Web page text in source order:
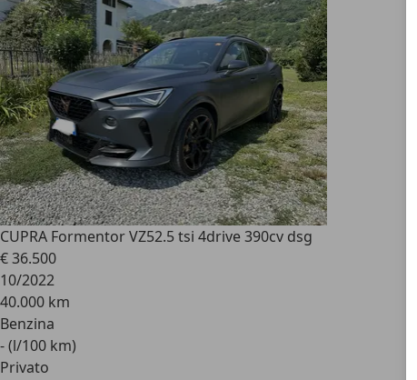
CUPRA Formentor VZ52.5 tsi 4drive 390cv dsg
€ 36.500
10/2022
40.000 km
Benzina
- (l/100 km)
Privato